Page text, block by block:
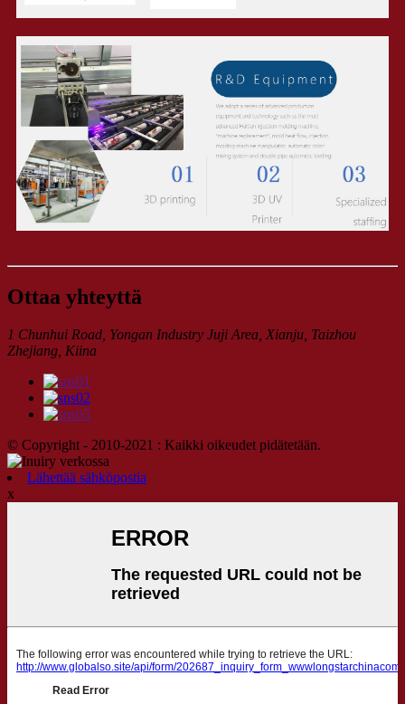
Ottaa yhteyttä
1 Chunhui Road, Yongan Industry Juji Area, Xianju, Taizhou
Zhejiang, Kiina
© Copyright - 2010-2021 : Kaikki oikeudet pidätetään.
Lähettää sähköpostia
x